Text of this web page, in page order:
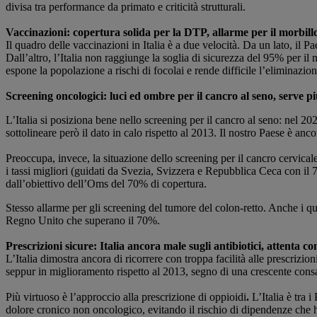
divisa tra performance da primato e criticità strutturali.
Vaccinazioni: copertura solida per la DTP, allarme per il
Il quadro delle vaccinazioni in Italia è a due velocità. Da un lato, il
Dall’altro, l’Italia non raggiunge la soglia di sicurezza del 95% per
espone la popolazione a rischi di focolai e rende difficile
Screening oncologici: luci ed ombre per il cancro al seno, serve
L’Italia si posiziona bene nello screening per il cancro al seno: nel
sottolineare però il dato in calo rispetto al 2013. Il nostro Paese è
Preoccupa, invece, la situazione dello screening per il cancro
i tassi migliori (guidati da Svezia, Svizzera e Repubblica Ceca con il
dall’obiettivo dell’Oms del 70% di copertura.
Stesso allarme per gli screening del tumore del colon-retto. Anche i
Regno Unito che superano il 70%.
Prescrizioni sicure: Italia ancora male sugli antibiotici, attenta
L’Italia dimostra ancora di ricorrere con troppa facilità alle
seppur in miglioramento rispetto al 2013, segno di una crescente
Più virtuoso è l’approccio alla prescrizione di oppioidi. L’Italia è tra i
dolore cronico non oncologico, evitando il rischio di dipendenze